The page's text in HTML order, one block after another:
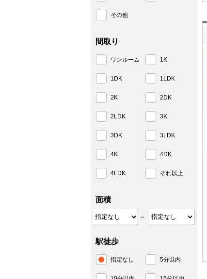
その他
間取り
ワンルーム 1K
1DK 1LDK
2K 2DK
2LDK 3K
3DK 3LDK
4K 4DK
4LDK それ以上
面積
～
駅徒歩
指定なし 5分以内